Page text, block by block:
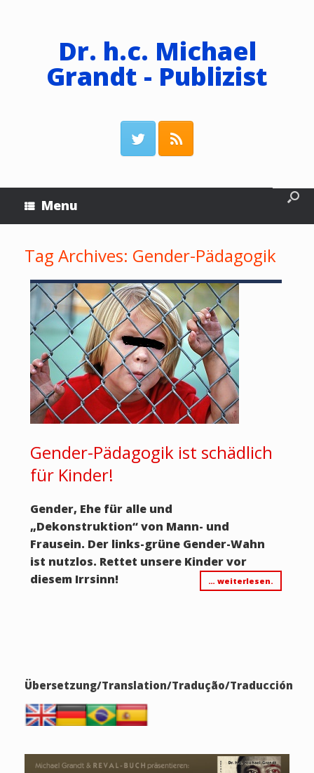
Dr. h.c. Michael
Grandt - Publizist
Menu
Tag Archives: Gender-Pädagogik
Gender-Pädagogik ist schädlich
für Kinder!
Gender, Ehe für alle und
„Dekonstruktion“ von Mann- und
Frausein. Der links-grüne Gender-Wahn
ist nutzlos. Rettet unsere Kinder vor
diesem Irrsinn!
… weiterlesen.
Übersetzung/Translation/Tradução/Traducción